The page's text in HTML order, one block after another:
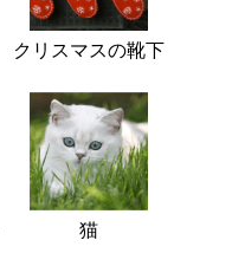
クリスマスの靴下
猫